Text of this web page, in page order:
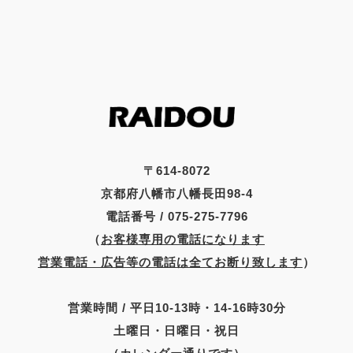
〒614-8072
京都府八幡市八幡長田98-4
電話番号 / 075-275-7796
（お客様専用の電話になります
営業電話・広告等の電話は全てお断り致します）
営業時間 / 平日10-13時・14-16時30分
土曜日・日曜日・祝日